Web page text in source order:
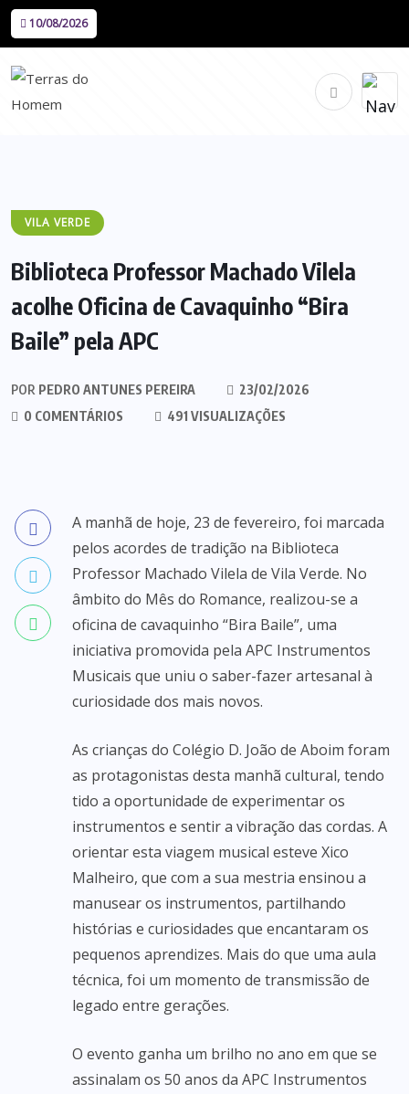
10/08/2026
VILA VERDE
Biblioteca Professor Machado Vilela
acolhe Oficina de Cavaquinho “Bira
Baile” pela APC
POR PEDRO ANTUNES PEREIRA
23/02/2026
0 COMENTÁRIOS
491 VISUALIZAÇÕES
A manhã de hoje, 23 de fevereiro, foi marcada
pelos acordes de tradição na Biblioteca
Professor Machado Vilela de Vila Verde. No
âmbito do Mês do Romance, realizou-se a
oficina de cavaquinho “Bira Baile”, uma
iniciativa promovida pela APC Instrumentos
Musicais que uniu o saber-fazer artesanal à
curiosidade dos mais novos.
As crianças do Colégio D. João de Aboim foram
as protagonistas desta manhã cultural, tendo
tido a oportunidade de experimentar os
instrumentos e sentir a vibração das cordas. A
orientar esta viagem musical esteve Xico
Malheiro, que com a sua mestria ensinou a
manusear os instrumentos, partilhando
histórias e curiosidades que encantaram os
pequenos aprendizes. Mais do que uma aula
técnica, foi um momento de transmissão de
legado entre gerações.
O evento ganha um brilho no ano em que se
assinalam os 50 anos da APC Instrumentos